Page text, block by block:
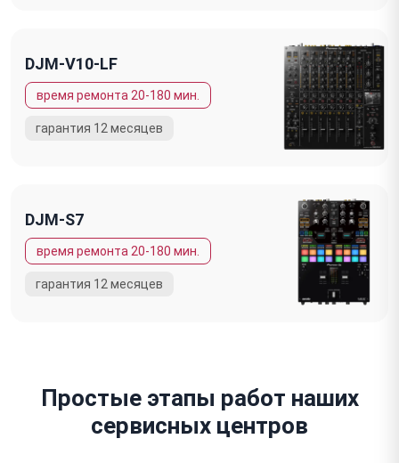
DJM-V10-LF
DJM-S7
Простые этапы работ наших
сервисных центров